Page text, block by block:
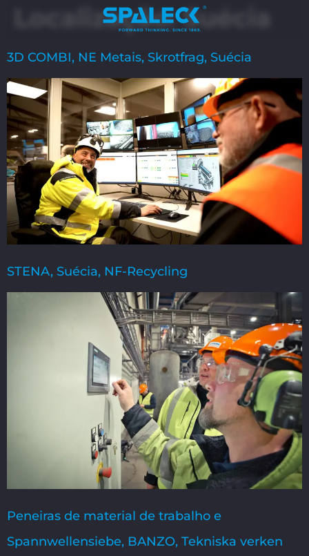
Localização:Suécia
3D COMBI, NE Metais, Skrotfrag, Suécia
STENA, Suécia, NF-Recycling
Peneiras de material de trabalho e
Spannwellensiebe, BANZO, Tekniska verken